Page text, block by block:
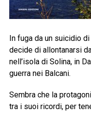
In fuga da un suicidio
decide di allontanarsi
nell’isola di Solina, in
guerra nei Balcani.
Sembra che la
tra i suoi ricordi, per